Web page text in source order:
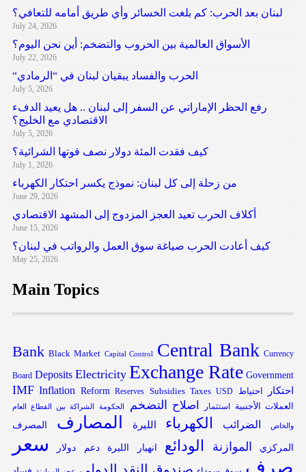
لبنان بعد الحرب: كم بلغت الخسائر وأي طريق أمامه للتعافي؟
July 24, 2026
الأسواق العالمية بين الحروب والتضخم: أين نحن اليوم؟
July 22, 2026
“الحرب والفساد يبقيان لبنان في “الرمادي
July 5, 2026
رفع الحظر الإماراتي عن السفر إلى لبنان .. هل يعيد الدفء
الاقتصادي مع الخليج؟
July 5, 2026
كيف فقدت المئة دولار نصف قوتها الشرائية؟
July 1, 2026
من زحلة إلى كل لبنان: نموذج يكسر احتكار الكهرباء
June 29, 2026
أكلاف الحرب تعيد العجز المزدوج إلى المشهد الاقتصادي
June 15, 2026
كيف أعادت الحرب صياغة سوق العمل والرواتب في لبنان؟
May 25, 2026
Main Topics
Bank Black Market Capital Control Central Bank Currency
Board Deposits Electricity Exchange Rate Government
IMF Inflation Reform Reserves Subsidies Taxes USD احتكار
احتياط
العملات الأجنبية
استثمار اصلاح التضخم الحكومة الشراكة بين القطاع العام
والخاص الضرائب الكهرباء الليرة المصارف المصرف
المركزي الموازنة الودائع انهيار الليرة دعم دولار
سعر
صرف